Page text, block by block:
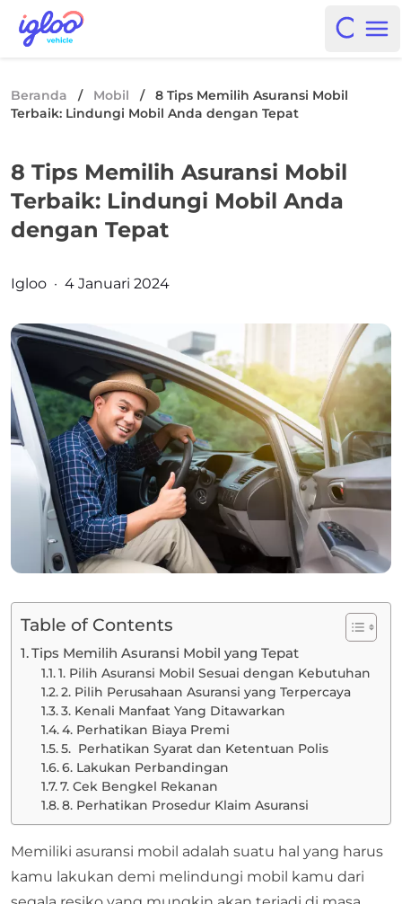
Skip to content
Igloo Blog
Open
Beranda / Mobil /
8 Tips Memilih Asuransi Mobil
Terbaik: Lindungi Mobil Anda dengan Tepat
8 Tips Memilih Asuransi Mobil
Terbaik: Lindungi Mobil Anda
dengan Tepat
Posted by
Igloo · 4 Januari 2024
Table of Contents
Tips Memilih Asuransi Mobil yang Tepat
1. Pilih Asuransi Mobil Sesuai dengan Kebutuhan
2. Pilih Perusahaan Asuransi yang Terpercaya
3. Kenali Manfaat Yang Ditawarkan
4. Perhatikan Biaya Premi
5. Perhatikan Syarat dan Ketentuan Polis
6. Lakukan Perbandingan
7. Cek Bengkel Rekanan
8. Perhatikan Prosedur Klaim Asuransi
Memiliki asuransi mobil adalah suatu hal yang harus
kamu lakukan demi melindungi mobil kamu dari